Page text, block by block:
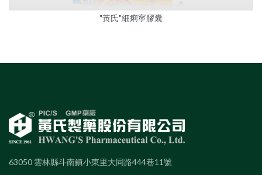
"黃氏"細痢寧膠囊
63050 雲林縣斗南鎮小東里大同路444巷11號